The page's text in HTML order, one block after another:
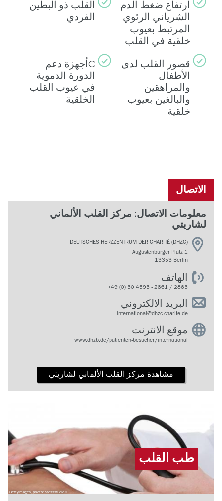
ارتفاع ضغط الدم
الشرياني الرئوي
المرتبط بعيوب
خلقية في القلب
القلب ذو البطين
الفردي
قصور القلب لدى
الأطفال
والمراهقين
والبالغين بعيوب
خلقية
Cأجهزة دعم
الدورة الدموية
في عيوب القلب
الخلقية
الاتصال
معلومات الاتصال: مركز القلب الألماني
لشاريتي
DEUTSCHES HERZZENTRUM DER CHARITÉ (DHZC)
Augustenburger Platz 1
13353 Berlin
الهاتف
+49 (0) 30 4593 - 2861 / 2863
البريد الالكتروني
international@dhzc-charite.de
موقع الانترنت
www.dhzb.de/patienten-besucher/international
مشاهدة مركز القلب الألماني لشاريتي
GettyImages, photo: crossstudio
طب القلب